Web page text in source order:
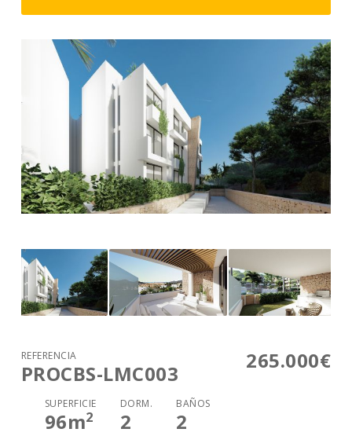
265.000€
REFERENCIA
PROCBS-LMC003
SUPERFICIE
96m2
DORM.
2
BAÑOS
2